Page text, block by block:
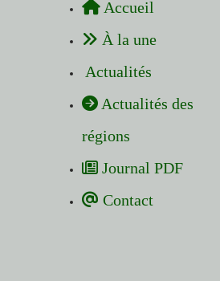
Accueil
À la une
Actualités
Actualités des
régions
Journal PDF
Contact